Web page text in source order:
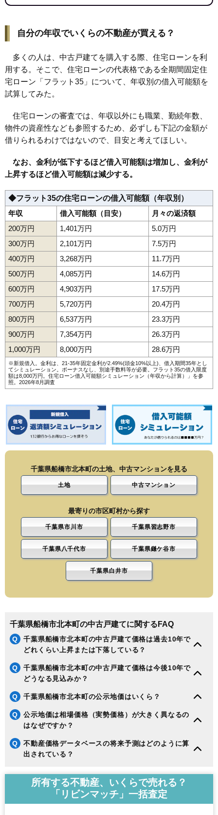
自分の年収でいくらの不動産が買える？
多くの人は、中古戸建てを購入する際、住宅ローンを利
用する。そこで、住宅ローンの代表格である全期間固定住
宅ローン「フラット35」について、年収別の借入可能額を
試算してみた。
住宅ローンの審査では、年収以外にも職業、勤続年数、
物件の資産性なども参照するため、必ずしも下記の金額が
借りられるわけではないので、目安と考えてほしい。
なお、金利が低下するほど借入可能額は増加し、金利が
上昇するほど借入可能額は減少する。
◆フラット35の住宅ローンの借入可能額（年収別）
年収
借入可能額（目安）
月々の返済額
200万円
1,401万円
5.0万円
300万円
2,101万円
7.5万円
400万円
3,268万円
11.7万円
500万円
4,085万円
14.6万円
600万円
4,903万円
17.5万円
700万円
5,720万円
20.4万円
800万円
6,537万円
23.3万円
900万円
7,354万円
26.3万円
1,000万円
8,000万円 28.6万円
※新規借入。金利は、21-35年固定金利が2.49%(頭金10%以上)、借入期間35年とし
てシミュレーション。ボーナスなし、別途手数料等が必要。フラット35の借入限度
額は8,000万円。 住宅ローン借入可能額シミュレーション（年収から計算）
」を参
照。2026年8月調査
千葉県船橋市北本町の土地、中古マンションを見る
土地 中古マンション
最寄りの市区町村から探す
千葉県市川市 千葉県習志野市
千葉県八千代市 千葉県鎌ケ谷市
千葉県白井市
千葉県船橋市北本町の中古戸建てに関するFAQ
Q
千葉県船橋市北本町の中古戸建て価格は過去10年で
どれくらい上昇または下落している？
Q
千葉県船橋市北本町の中古戸建て価格は今後10年で
どうなる見込みか？
Q 千葉県船橋市北本町の公示地価はいくら？
Q
公示地価は相場価格（実勢価格）が大きく異なるの
はなぜですか？
Q
不動産価格データベースの将来予測はどのように算
出されている？
所有する不動産、いくらで売れる？
「リビンマッチ」一括査定